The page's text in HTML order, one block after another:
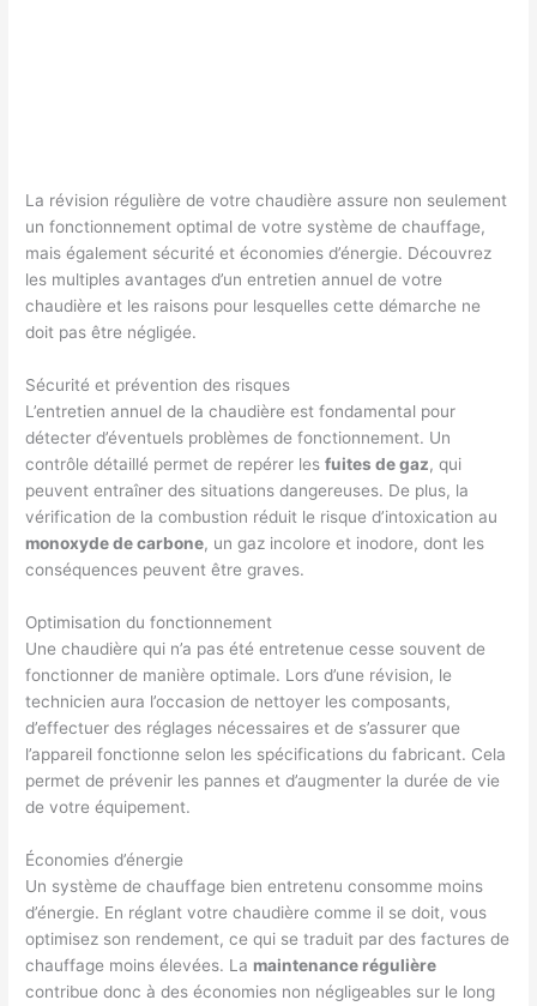
La révision régulière de votre chaudière assure non seulement
un fonctionnement optimal de votre système de chauffage,
mais également sécurité et économies d’énergie. Découvrez
les multiples avantages d’un entretien annuel de votre
chaudière et les raisons pour lesquelles cette démarche ne
doit pas être négligée.
Sécurité et prévention des risques
L’entretien annuel de la chaudière est fondamental pour
détecter d’éventuels problèmes de fonctionnement. Un
contrôle détaillé permet de repérer lesfuites de gaz, qui
peuvent entraîner des situations dangereuses. De plus, la
vérification de la combustion réduit le risque d’intoxication au
monoxyde de carbone, un gaz incolore et inodore, dont les
conséquences peuvent être graves.
Optimisation du fonctionnement
Une chaudière qui n’a pas été entretenue cesse souvent de
fonctionner de manière optimale. Lors d’une révision, le
technicien aura l’occasion de nettoyer les composants,
d’effectuer des réglages nécessaires et de s’assurer que
l’appareil fonctionne selon les spécifications du fabricant. Cela
permet de prévenir les pannes et d’augmenter la durée de vie
de votre équipement.
Économies d’énergie
Un système de chauffage bien entretenu consomme moins
d’énergie. En réglant votre chaudière comme il se doit, vous
optimisez son rendement, ce qui se traduit par des factures de
chauffage moins élevées. La maintenance régulière
contribue donc à des économies non négligeables sur le long